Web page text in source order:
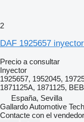
2
DAF 1925657
Precio a consultar
Inyector
1925657, 1952045,
1871125A, 1871125,
España, Sevilla
Gallardo Automotive
Contacte con el vendedor